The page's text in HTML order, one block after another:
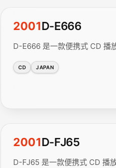
2001D-E666
D-E666 是一款便携式 CD 播
CD JAPAN
2001D-FJ65
D-FJ65 是一款便携式 CD 播